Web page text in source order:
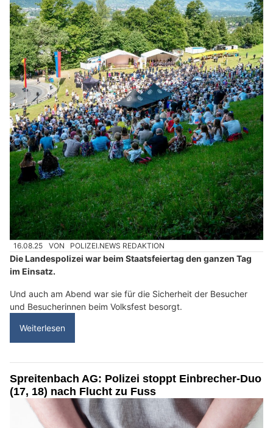
16.08.25 VON POLIZEI.NEWS REDAKTION
Die Landespolizei war beim Staatsfeiertag den ganzen Tag
im Einsatz.
Und auch am Abend war sie für die Sicherheit der Besucher
und Besucherinnen beim Volksfest besorgt.
Weiterlesen
Spreitenbach AG: Polizei stoppt Einbrecher-Duo
(17, 18) nach Flucht zu Fuss